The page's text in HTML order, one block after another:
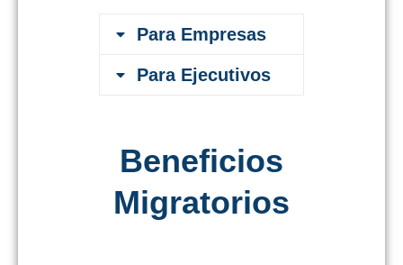
Para Empresas
Para Ejecutivos
Beneficios
Migratorios